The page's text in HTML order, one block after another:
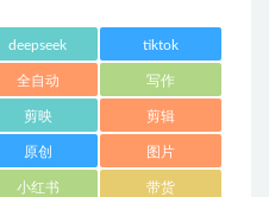
deepseek tiktok
全自动 写作
剪映 剪辑
原创 图片
小红书 带货